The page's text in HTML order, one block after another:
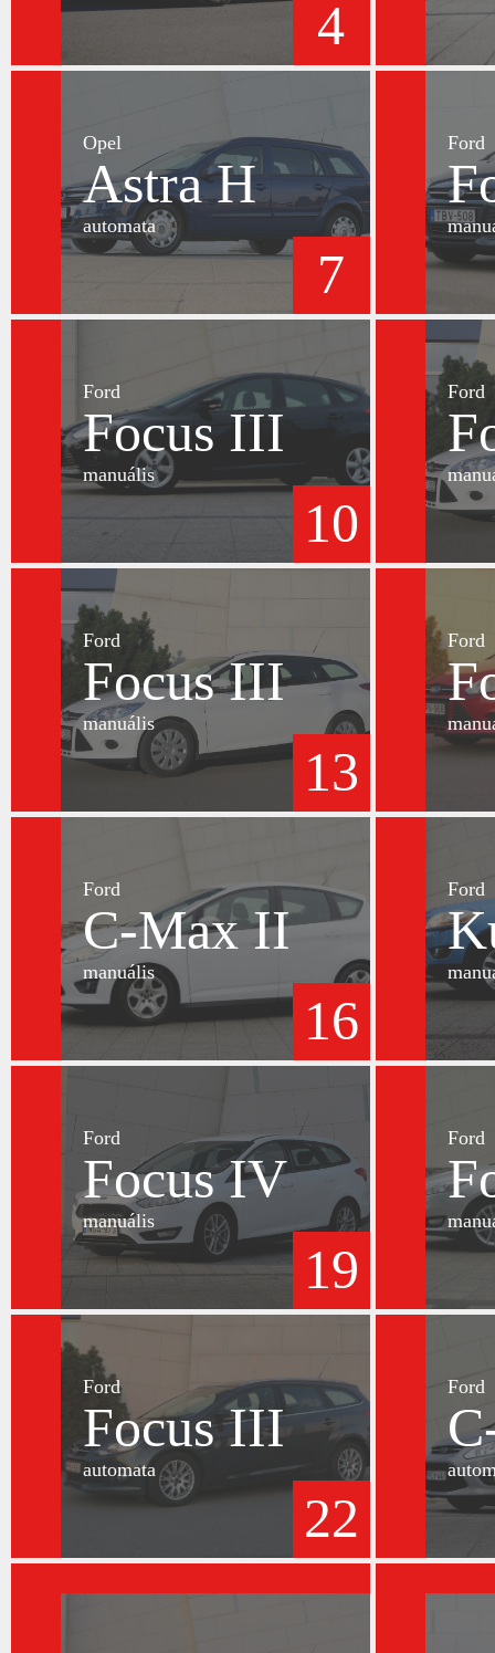
4
Opel
Astra H
automata
7
Ford
Ford
Focus III
manuális
10
Ford
Ford
Focus III
manuális
13
Ford
Ford
C-Max II
manuális
16
Ford
Ford
Focus IV
manuális
19
Ford
Ford
Focus III
automata
22
Ford